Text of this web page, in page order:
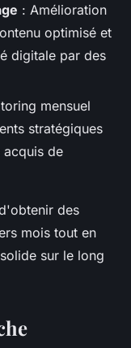
: Amélioration
optimisé et
digitale par des
mensuel
stratégiques
de
des
mois tout en
sur le long